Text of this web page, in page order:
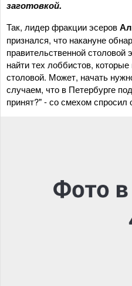
заготовкой.
Так, лидер фракции эсеров
признался, что накануне
правительственной столовой
найти тех лоббистов,
столовой. Может, начать
случаем, что в Петербурге
принят?" - со смехом спросил